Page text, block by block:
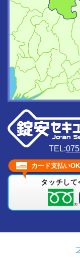
TEL:
カード支払いOK
タッチし